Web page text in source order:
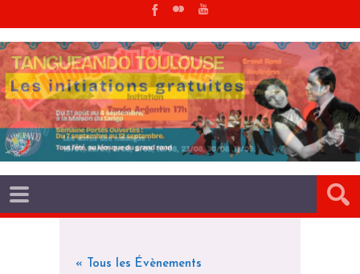
« Tous les Évènements